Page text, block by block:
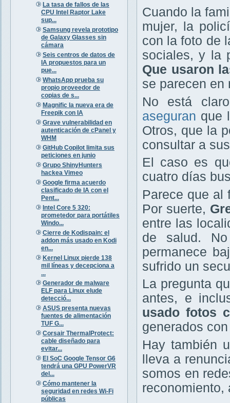
La tasa de fallos de las
CPU Intel Raptor Lake
sup...
Samsung revela prototipo
de Galaxy Glasses sin
cámara
Seis centros de datos de
IA propuestos para un
pue...
WhatsApp prueba su
propio proveedor de
copias de s...
Magnific la nueva era de
Freepik con IA
Grave vulnerabilidad en
autenticación de cPanel y
WHM
GitHub Copilot limita sus
peticiones en junio
Grupo ShinyHunters
hackea Vimeo
Google firma acuerdo
clasificado de IA con el
Pent...
Intel Core 5 320:
prometedor para portátiles
Windo...
Cierre de Kodispain: el
addon más usado en Kodi
en...
Kernel Linux pierde 138
mil líneas y decepciona a
...
Generador de malware
ELF para Linux elude
detecció...
ASUS presenta nuevas
fuentes de alimentación
TUF G...
Corsair ThermalProtect:
cable diseñado para
evitar...
El SoC Google Tensor G6
tendrá una GPU PowerVR
del...
Cómo mantener la
seguridad en redes Wi-Fi
públicas
Cuando la
mujer, la
con la foto de
sociales, y la
Que usaron
se parecen en
No está
aseguran que
Otros, que la
consultar a
El caso es
cuatro días
Parece que al
Por suerte,
entre las
de salud.
permanece
sufrido un
La pregunta
antes, e
usado fotos
generados
Hay también
lleva a
somos en
reconomiento,